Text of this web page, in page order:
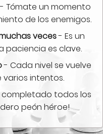
Tómate un momento
de los enemigos.
veces- Es un
paciencia es clave.
- Cada nivel se vuelve
intentos.
completado todos los
peón héroe!